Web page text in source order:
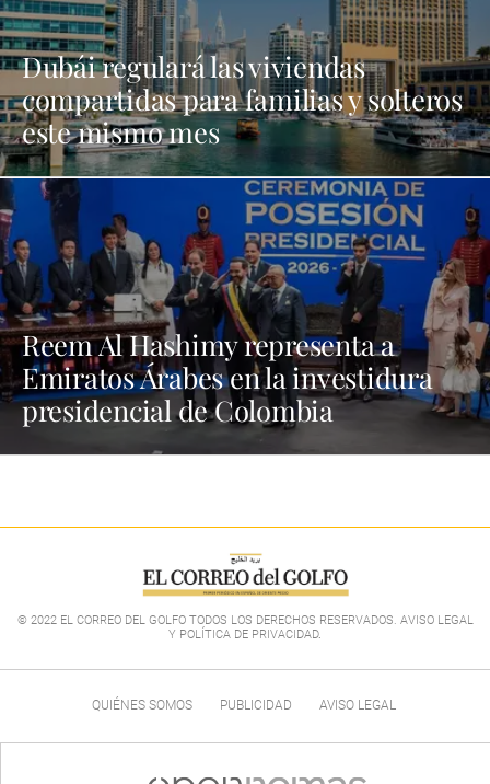
Dubái regulará las viviendas
compartidas para familias y solteros
este mismo mes
Reem Al Hashimy representa a
Emiratos Árabes en la investidura
presidencial de Colombia
© 2022 EL CORREO DEL GOLFO TODOS LOS DERECHOS RESERVADOS. AVISO LEGAL
Y POLÍTICA DE PRIVACIDAD.
QUIÉNES SOMOS PUBLICIDAD AVISO LEGAL